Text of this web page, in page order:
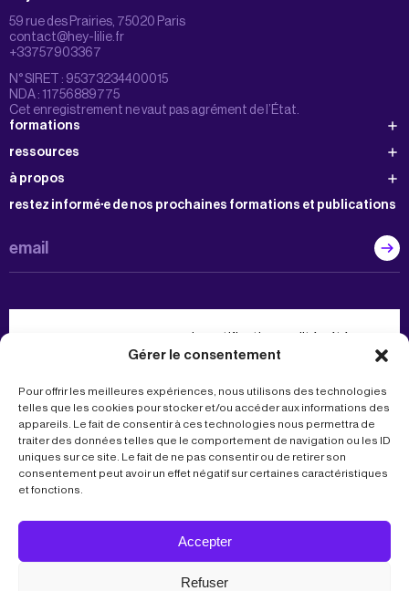
Gérer le consentement
Pour offrir les meilleures expériences, nous utilisons des technologies
telles que les cookies pour stocker et/ou accéder aux informations des
appareils. Le fait de consentir à ces technologies nous permettra de
traiter des données telles que le comportement de navigation ou les ID
uniques sur ce site. Le fait de ne pas consentir ou de retirer son
consentement peut avoir un effet négatif sur certaines caractéristiques
et fonctions.
Accepter
Refuser
59 rue des Prairies, 75020 Paris
contact@hey-lilie.fr
+33757903367
N° SIRET : 95373234400015
NDA : 11756889775
Cet enregistrement ne vaut pas agrément de l’État.
formations
ressources
restez informé·e de nos prochaines formations et publications
email
à propos
délivrée au titre de la catégorie
formation.
Mentions légales
Politique de confidentialité